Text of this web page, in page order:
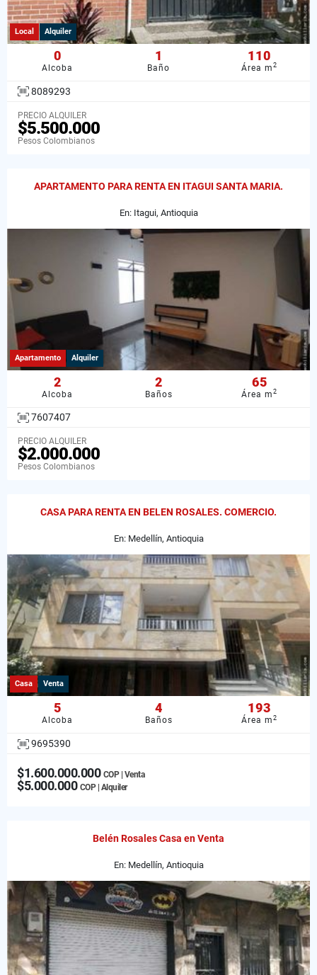
Local Alquiler
0
Alcoba
1
Baño
110
Área m2
8089293
PRECIO ALQUILER
$5.500.000
Pesos Colombianos
APARTAMENTO PARA RENTA EN ITAGUI SANTA MARIA.
En: Itagui, Antioquia
Apartamento Alquiler
2
Alcoba
2
Baños
65
Área m2
7607407
PRECIO ALQUILER
$2.000.000
Pesos Colombianos
CASA PARA RENTA EN BELEN ROSALES. COMERCIO.
En: Medellín, Antioquia
Casa Venta
5
Alcoba
4
Baños
193
Área m2
9695390
$1.600.000.000 COP | Venta
$5.000.000 COP | Alquiler
Belén Rosales Casa en Venta
En: Medellín, Antioquia